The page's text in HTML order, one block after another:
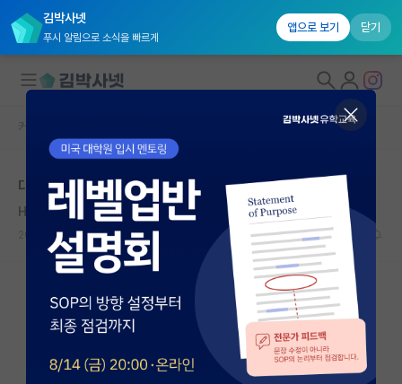
김박사넷
푸시 알림으로 소식을 빠르게
앱으로 보기 닫기
대학원생 모집
국내대학원 정보
연구실&오픈랩
커뮤니티
커뮤니티 홈
전체글보기
베스트 게시판
커뮤니티 홈
대학원 랩실 고민중입니다
Hans Geiger
2020.10.16 3 9432